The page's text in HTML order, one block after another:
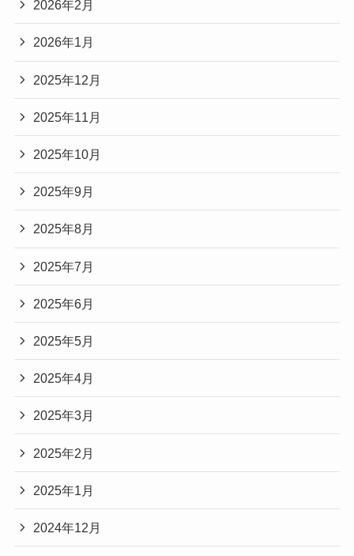
2026年2月
2026年1月
2025年12月
2025年11月
2025年10月
2025年9月
2025年8月
2025年7月
2025年6月
2025年5月
2025年4月
2025年3月
2025年2月
2025年1月
2024年12月